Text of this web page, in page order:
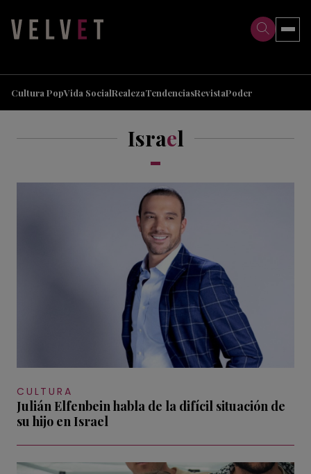
Cultura PopVida SocialRealezaTendenciasRevistaPoder
Israel
CULTURA
Julián Elfenbein habla de la difícil situación de
su hijo en Israel